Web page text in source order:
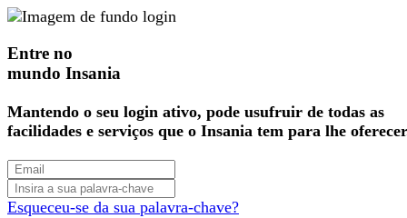
Entre no
mundo Insania
Mantendo o seu login ativo, pode usufruir de todas as
facilidades e serviços que o Insania tem para lhe
Esqueceu-se da sua palavra-chave?